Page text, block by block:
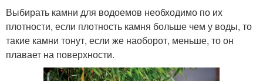
Выбирать камни для водоемов необходимо по их
плотности, если плотность камня больше чем у воды, то
такие камни тонут, если же наоборот, меньше, то он
плавает на поверхности.